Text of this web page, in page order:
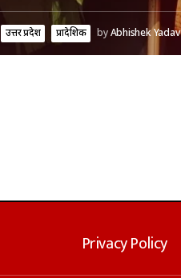
उत्तर प्रदेश प्रादेशिक byAbhishek Yadav
Privacy Policy